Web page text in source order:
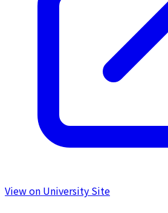
View on University Site